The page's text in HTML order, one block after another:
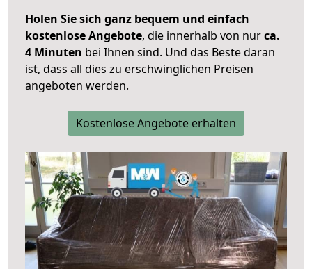
Holen Sie sich ganz bequem und einfach
kostenlose Angebote, die innerhalb von nurca.
4 Minuten bei Ihnen sind. Und das Beste daran
ist, dass all dies zu erschwinglichen Preisen
angeboten werden.
Kostenlose Angebote erhalten